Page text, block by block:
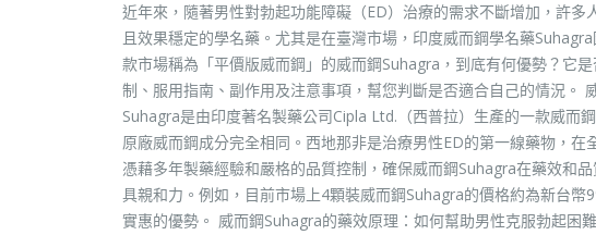
近年來，隨著男性對勃起功能障礙（ED）治療的需求不斷增加，許
且效果穩定的學名藥。尤其是在臺灣市場，印度威而鋼學名藥
款市場稱為「平價版威而鋼」的威而鋼Suhagra，到底有何優勢？它
制、服用指南、副作用及注意事項，幫您判斷是否適合自己的情況。
Suhagra是由印度著名製藥公司Cipla Ltd.（西普拉）生產的一款威
原廠威而鋼成分完全相同。西地那非是治療男性ED的第一線藥物，
憑藉多年製藥經驗和嚴格的品質控制，確保威而鋼Suhagra在藥效和
具親和力。例如，目前市場上4顆裝威而鋼Suhagra的價格約為新台
實惠的優勢。 威而鋼Suhagra的藥效原理：如何幫助男性克服勃起